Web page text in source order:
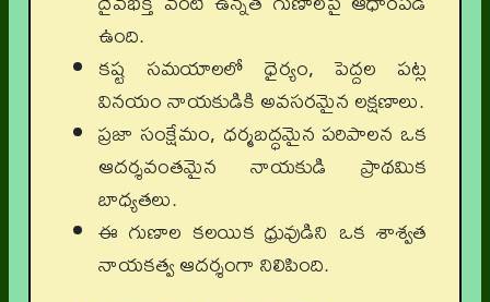
ఉంది.
కష్ట సమయాలలో ధైర్యం, పెద్దల పట్ల
వినయం నాయకుడికి అవసరమైన లక్షణాలు.
ప్రజా సంక్షేమం, ధర్మబద్ధమైన పరిపాలన ఒక
ఆదర్శవంతమైన నాయకుడి ప్రాథమిక
బాధ్యతలు.
ఈ గుణాల కలయిక ధ్రువుడిని ఒక శాశ్వత
నాయకత్వ ఆదర్శంగా నిలిపింది.